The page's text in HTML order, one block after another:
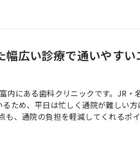
幅広い診療で通いやすい
内にある歯科クリニックです。JR・
ため、平日は忙しく通院が難しい方
も、通院の負担を軽減してくれるポ